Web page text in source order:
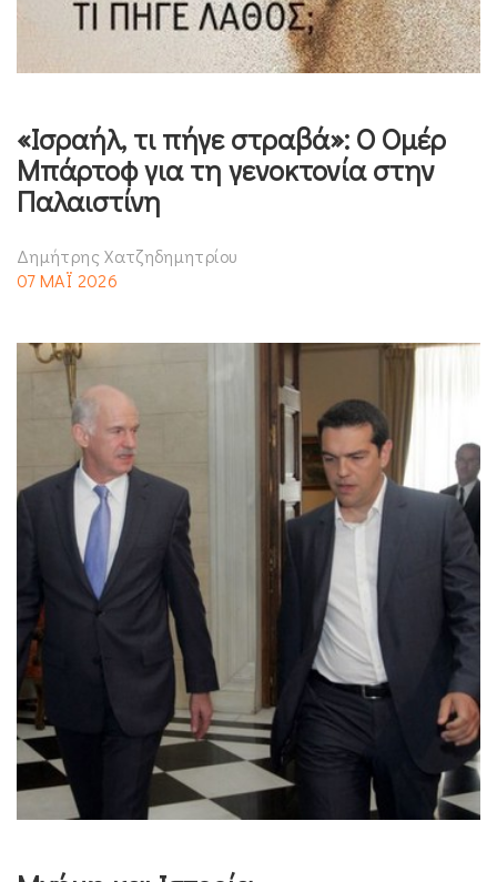
«Ισραήλ, τι πήγε στραβά»: Ο Ομέρ
Μπάρτοφ για τη γενοκτονία στην
Παλαιστίνη
Δημήτρης Χατζηδημητρίου
07 ΜΑΪ 2026